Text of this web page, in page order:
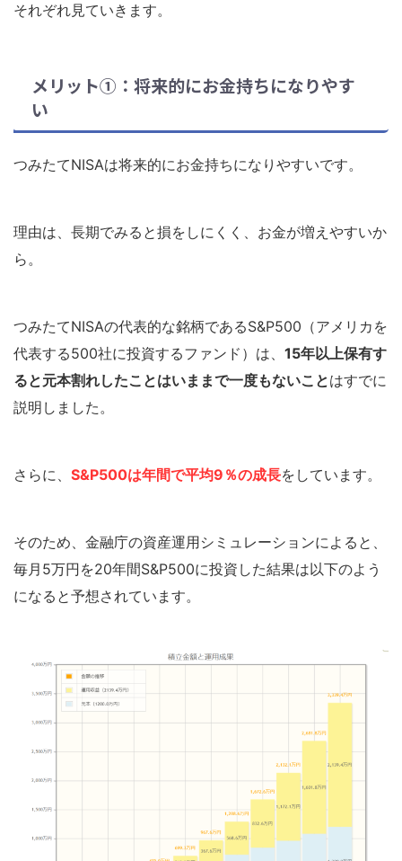
それぞれ見ていきます。
メリット①：将来的にお金持ちになりやす
い
つみたてNISAは将来的にお金持ちになりやすいです。
理由は、長期でみると損をしにくく、お金が増えやすいか
ら。
つみたてNISAの代表的な銘柄であるS&P500（アメリカを
代表する500社に投資するファンド）は、 15年以上保有す
ると元本割れしたことはいままで一度もないことはすでに
説明しました。
さらに、 S&P500は年間で平均9％の成長をしています。
そのため、金融庁の資産運用シミュレーションによると、
毎月5万円を20年間S&P500に投資した結果は以下のよう
になると予想されています。